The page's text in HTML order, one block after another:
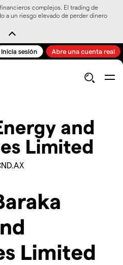
complejos. El trading de
a un riesgo elevado de perder dinero
Inicia sesión Abre una cuenta real
and
Limited
Limited